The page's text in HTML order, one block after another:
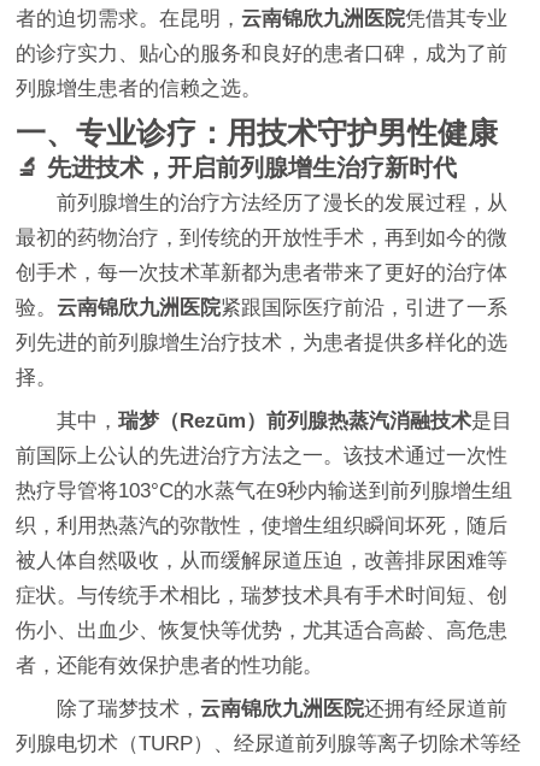
者的迫切需求。在昆明，云南锦欣九洲医院凭借其专业
的诊疗实力、贴心的服务和良好的患者口碑，成为了前
列腺增生患者的信赖之选。
一、专业诊疗：用技术守护男性健康
🔬 先进技术，开启前列腺增生治疗新时代
前列腺增生的治疗方法经历了漫长的发展过程，从
最初的药物治疗，到传统的开放性手术，再到如今的微
创手术，每一次技术革新都为患者带来了更好的治疗体
验。云南锦欣九洲医院紧跟国际医疗前沿，引进了一系
列先进的前列腺增生治疗技术，为患者提供多样化的选
择。
其中，瑞梦（Rezūm）前列腺热蒸汽消融技术是目
前国际上公认的先进治疗方法之一。该技术通过一次性
热疗导管将103°C的水蒸气在9秒内输送到前列腺增生组
织，利用热蒸汽的弥散性，使增生组织瞬间坏死，随后
被人体自然吸收，从而缓解尿道压迫，改善排尿困难等
症状。与传统手术相比，瑞梦技术具有手术时间短、创
伤小、出血少、恢复快等优势，尤其适合高龄、高危患
者，还能有效保护患者的性功能。
除了瑞梦技术，云南锦欣九洲医院还拥有经尿道前
列腺电切术（TURP）、经尿道前列腺等离子切除术等经